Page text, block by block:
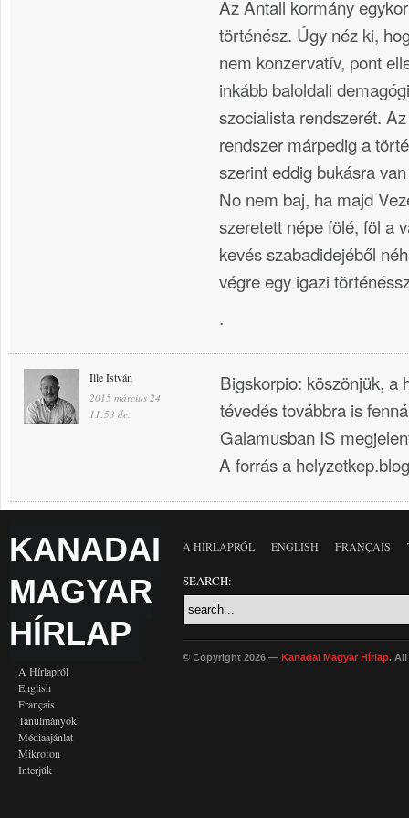
Az Antall kormány
történész. Úgy néz ki,
nem konzervatív, pont
inkább baloldali
szocialista rendszerét.
rendszer márpedig a
szerint eddig bukásra
No nem baj, ha majd
szeretett népe fölé, föl a
kevés szabadidejéből
végre egy igazi
.
Ille István
2015 március 24
11:53 de.
Bigskorpio: köszönjük, a
tévedés továbbra is
Galamusban IS
A forrás a
KANADAI
MAGYAR
HÍRLAP
A Hírlapról
English
Français
Tanulmányok
Médiaajánlat
Mikrofon
Interjúk
A HÍRLAPRÓL ENGLISH FRANÇAIS
SEARCH:
© Copyright 2026 — Kanadai Magyar Hírlap. All